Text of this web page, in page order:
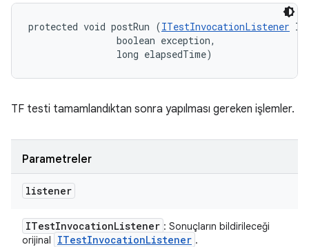
protected void postRun (ITestInvocationListener
                boolean exception,
                long elapsedTime)
TF testi tamamlandıktan sonra yapılması gereken işlemler.
Parametreler
listener
ITestInvocationListener : Sonuçların bildirileceği
orijinal
ITestInvocationListener .